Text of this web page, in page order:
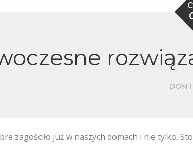
DOM
zagościło już w naszych domach i nie tylko.